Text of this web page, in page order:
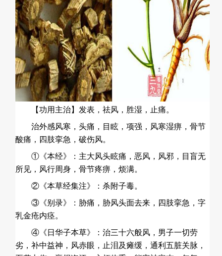
【功用主治】发表，祛风，胜湿，止痛。
治外感风寒，头痛，目眩，项强，风寒湿痹，骨节
酸痛，四肢挛急，破伤风。
①《本经》：主大风头眩痛，恶风，风邪，目盲无
所见，风行周身，骨节疼痹，烦满。
②《本草经集注》：杀附子毒。
③《别录》：胁痛，胁风头面去来，四肢挛急，字
乳金疮内痉。
④《日华子本草》：治三十六般风，男子一切劳
劣，补中益神，风赤眼，止泪及瘫缓，通利五脏关脉，